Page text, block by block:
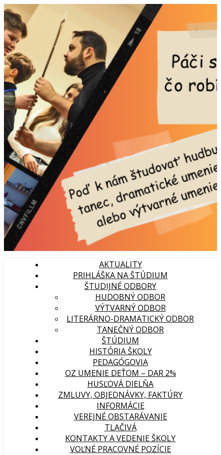
AKTUALITY
PRIHLÁŠKA NA ŠTÚDIUM
ŠTUDIJNÉ ODBORY
HUDOBNÝ ODBOR
VÝTVARNÝ ODBOR
LITERÁRNO-DRAMATICKÝ ODBOR
TANEČNÝ ODBOR
ŠTÚDIUM
HISTÓRIA ŠKOLY
PEDAGÓGOVIA
OZ UMENIE DEŤOM – DAR 2%
HUSĽOVÁ DIELŇA
ZMLUVY, OBJEDNÁVKY, FAKTÚRY
INFORMÁCIE
VEREJNÉ OBSTARÁVANIE
TLAČIVÁ
KONTAKTY A VEDENIE ŠKOLY
VOĽNÉ PRACOVNÉ POZÍCIE